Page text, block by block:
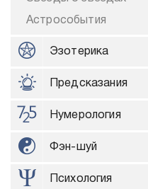
Астрособытия
Эзотерика
Предсказания
Нумерология
Фэн-шуй
Психология